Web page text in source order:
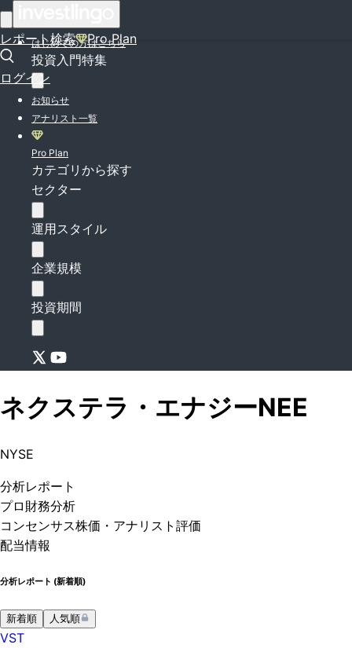
レポート検索 Pro Plan
ログイン
はじめての方はこちら
投資入門特集
お知らせ
アナリスト一覧
Pro Plan
カテゴリから探す
セクター
運用スタイル
企業規模
投資期間
ネクステラ・エナジーNEE
NYSE
分析レポート
プロ 財務分析
コンセンサス株価 ・アナリスト評価
配当情報
分析レポート (新着順)
新着順 人気順
VST